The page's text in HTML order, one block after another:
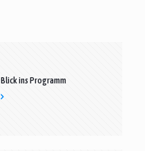
Blick ins Programm